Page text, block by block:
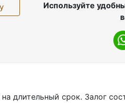
Используйте
длительный сpок. Зaлог